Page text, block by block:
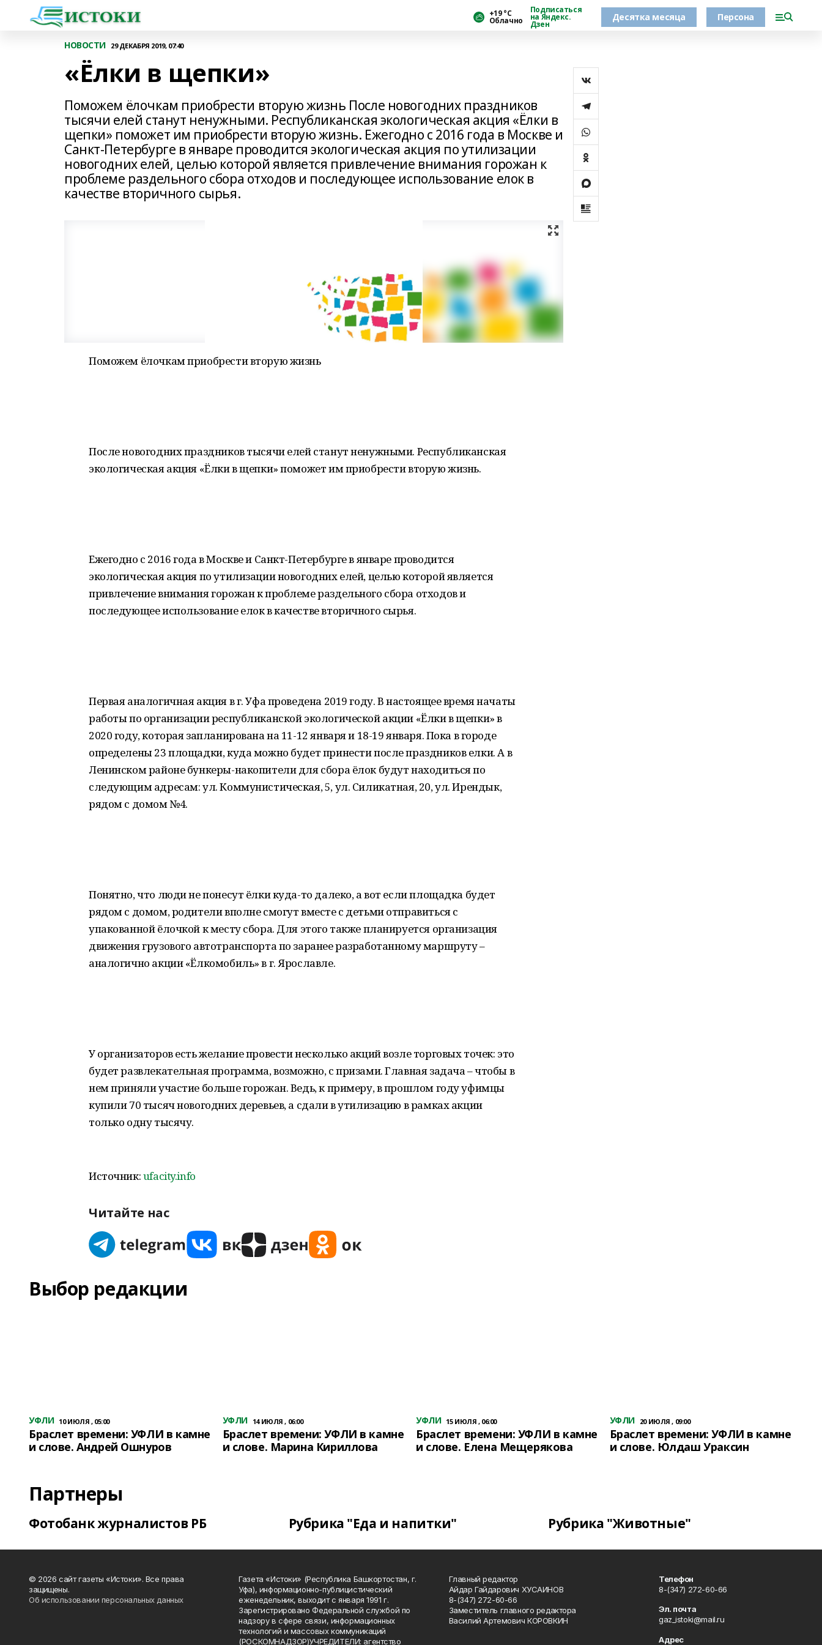
+19 °С
Облачно
Подписаться
на Яндекс.
Дзен
Десятка месяца Персона
НОВОСТИ 29 ДЕКАБРЯ 2019, 07:40
«Ёлки в щепки»
Поможем ёлочкам приобрести вторую жизнь После новогодних праздников
тысячи елей станут ненужными. Республиканская экологическая акция «Ёлки в
щепки» поможет им приобрести вторую жизнь. Ежегодно с 2016 года в Москве и
Санкт-Петербурге в январе проводится экологическая акция по утилизации
новогодних елей, целью которой является привлечение внимания горожан к
проблеме раздельного сбора отходов и последующее использование елок в
качестве вторичного сырья.
Поможем ёлочкам приобрести вторую жизнь
После новогодних праздников тысячи елей станут ненужными. Республиканская
экологическая акция «Ёлки в щепки» поможет им приобрести вторую жизнь.
Ежегодно с 2016 года в Москве и Санкт-Петербурге в январе проводится
экологическая акция по утилизации новогодних елей, целью которой является
привлечение внимания горожан к проблеме раздельного сбора отходов и
последующее использование елок в качестве вторичного сырья.
Первая аналогичная акция в г. Уфа проведена 2019 году. В настоящее время начаты
работы по организации республиканской экологической акции «Ёлки в щепки» в
2020 году, которая запланирована на 11-12 января и 18-19 января. Пока в городе
определены 23 площадки, куда можно будет принести после праздников елки. А в
Ленинском районе бункеры-накопители для сбора ёлок будут находиться по
следующим адресам: ул. Коммунистическая, 5, ул. Силикатная, 20, ул. Ирендык,
рядом с домом №4.
Понятно, что люди не понесут ёлки куда-то далеко, а вот если площадка будет
рядом с домом, родители вполне смогут вместе с детьми отправиться с
упакованной ёлочкой к месту сбора. Для этого также планируется организация
движения грузового автотранспорта по заранее разработанному маршруту –
аналогично акции «Ёлкомобиль» в г. Ярославле.
У организаторов есть желание провести несколько акций возле торговых точек: это
будет развлекательная программа, возможно, с призами. Главная задача – чтобы в
нем приняли участие больше горожан. Ведь, к примеру, в прошлом году уфимцы
купили 70 тысяч новогодних деревьев, а сдали в утилизацию в рамках акции
только одну тысячу.
Источник:ufacity.info
Читайте нас
Выбор редакции
УФЛИ 10 ИЮЛЯ , 05:00
Браслет времени: УФЛИ в камне
и слове. Андрей Ошнуров
УФЛИ 14 ИЮЛЯ , 06:00
Браслет времени: УФЛИ в камне
и слове. Марина Кириллова
УФЛИ 15 ИЮЛЯ , 06:00
Браслет времени: УФЛИ в камне
и слове. Елена Мещерякова
УФЛИ 20 ИЮЛЯ , 09:00
Браслет времени: УФЛИ в камне
и слове. Юлдаш Ураксин
Партнеры
Фотобанк журналистов РБ Рубрика "Еда и напитки" Рубрика "Животные"
© 2026 сайт газеты «Истоки». Все права
защищены.
Об использовании персональных данных
Газета «Истоки» (Республика Башкортостан, г.
Уфа), информационно-публицистический
еженедельник, выходит с января 1991 г.
Зарегистрировано Федеральной службой по
надзору в сфере связи, информационных
технологий и массовых коммуникаций
(РОСКОМНАДЗОР)УЧРЕДИТЕЛИ: агентство
Главный редактор
Айдар Гайдарович ХУСАИНОВ
8-(347) 272-60-66
Заместитель главного редактора
Василий Артемович КОРОВКИН
Телефон
8-(347) 272-60-66
Эл. почта
gaz_istoki@mail.ru
Адрес